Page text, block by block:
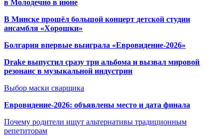
в Молодечно в июне
В Минске прошёл большой концерт детской студии
ансамбля «Хорошки»
Болгария впервые выиграла «Евровидение-2026»
Drake выпустил сразу три альбома и вызвал мировой
резонанс в музыкальной индустрии
Выбор маски сварщика
Евровидение-2026: объявлены место и дата финала
Почему родители ищут альтернативы традиционным
репетиторам